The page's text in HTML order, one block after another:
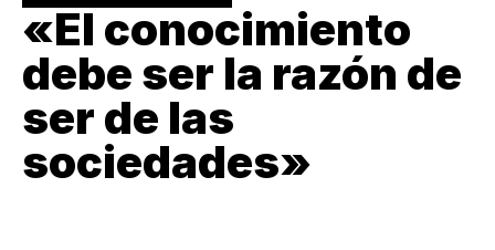
«El conocimiento
debe ser la razón de
ser de las
sociedades»